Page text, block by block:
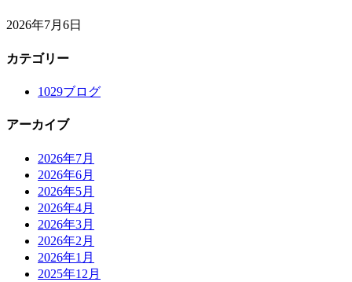
2026年7月6日
カテゴリー
1029ブログ
アーカイブ
2026年7月
2026年6月
2026年5月
2026年4月
2026年3月
2026年2月
2026年1月
2025年12月